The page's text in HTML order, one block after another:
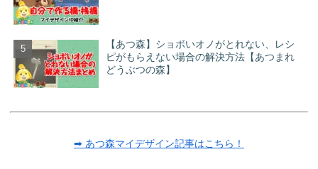
【あつ森】ショボいオノがとれない、レシ
ピがもらえない場合の解決方法【あつまれ
どうぶつの森】
➡ あつ森マイデザイン記事はこちら！